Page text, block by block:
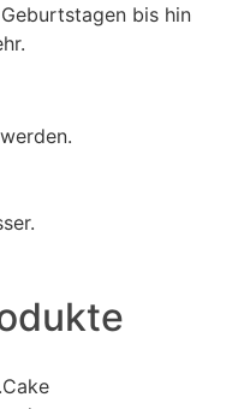
bis hin